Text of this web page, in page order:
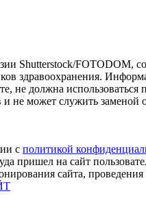
Shutterstock/FOTODOM,
здравоохранения.
должна
не может служить заменой
с политикой
пришел на сайт
сайта,